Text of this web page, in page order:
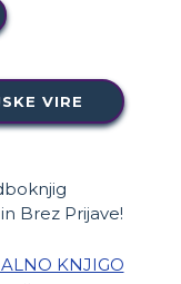
VIRE
Brez Prijave!
KNJIGO